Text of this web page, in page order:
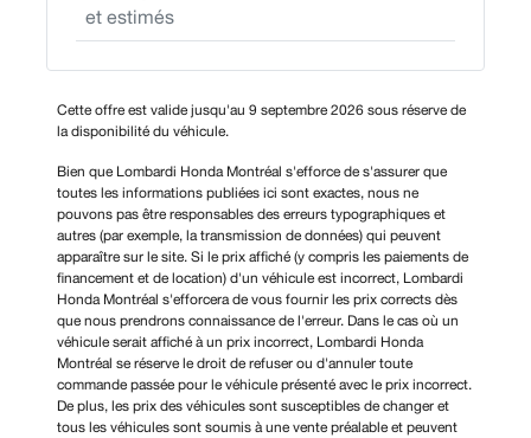
et estimés
Cette offre est valide jusqu'au 9 septembre 2026 sous réserve de
la disponibilité du véhicule.
Bien que Lombardi Honda Montréal s'efforce de s'assurer que
toutes les informations publiées ici sont exactes, nous ne
pouvons pas être responsables des erreurs typographiques et
autres (par exemple, la transmission de données) qui peuvent
apparaître sur le site. Si le prix affiché (y compris les paiements de
financement et de location) d'un véhicule est incorrect, Lombardi
Honda Montréal s'efforcera de vous fournir les prix corrects dès
que nous prendrons connaissance de l'erreur. Dans le cas où un
véhicule serait affiché à un prix incorrect, Lombardi Honda
Montréal se réserve le droit de refuser ou d'annuler toute
commande passée pour le véhicule présenté avec le prix incorrect.
De plus, les prix des véhicules sont susceptibles de changer et
tous les véhicules sont soumis à une vente préalable et peuvent